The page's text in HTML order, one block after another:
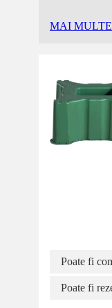
MAI
Poate fi
Poate fi